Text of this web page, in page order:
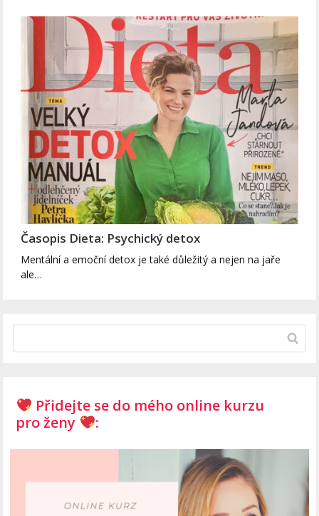
Časopis Dieta: Psychický detox
Mentální a emoční detox je také důležitý a nejen na jaře
ale…
Přidejte se do mého online kurzu
pro ženy
: